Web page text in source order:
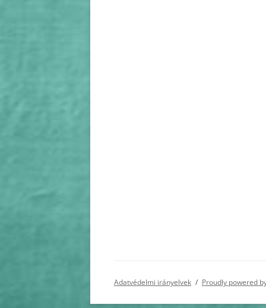
Adatvédelmi irányelvek Proudly powered